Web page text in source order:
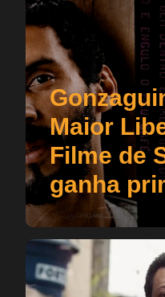
Maior
Filme de
ganha